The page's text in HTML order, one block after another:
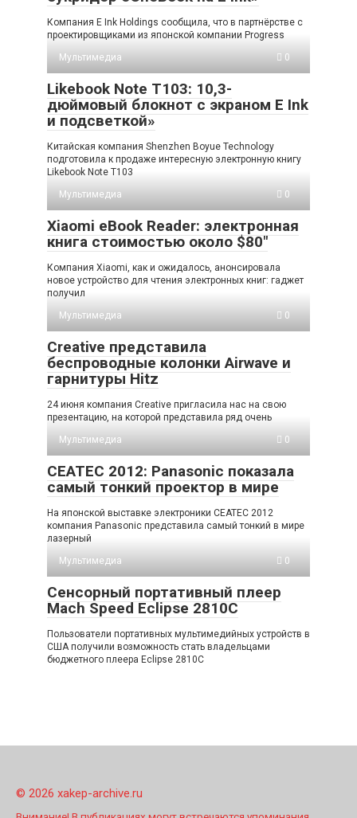
Компания E Ink Holdings сообщила, что в партнёрстве с
проектировщиками из японской компании Progress
Мультимедиа
0
Likebook Note T103: 10,3-
дюймовый блокнот с экраном E Ink
и подсветкой»
Китайская компания Shenzhen Boyue Technology
подготовила к продаже интересную электронную книгу
Likebook Note T103
Мультимедиа
0
Xiaomi eBook Reader: электронная
книга стоимостью около $80″
Компания Xiaomi, как и ожидалось, анонсировала
новое устройство для чтения электронных книг: гаджет
получил
Мультимедиа
0
Creative представила
беспроводные колонки Airwave и
гарнитуры Hitz
24 июня компания Creative пригласила нас на свою
презентацию, на которой представила ряд очень
Мультимедиа
0
CEATEC 2012: Panasonic показала
самый тонкий проектор в мире
На японской выставке электроники CEATEC 2012
компания Panasonic представила самый тонкий в мире
лазерный
Мультимедиа
0
Сенсорный портативный плеер
Mach Speed Eclipse 2810C
Пользователи портативных мультимедийных устройств в
США получили возможность стать владельцами
бюджетного плеера Eclipse 2810C
© 2026 xakep-archive.ru